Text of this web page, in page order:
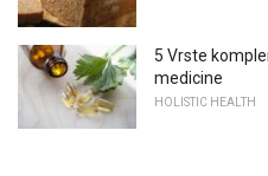
5 Vrste
medicine
HOLISTIC HEALTH